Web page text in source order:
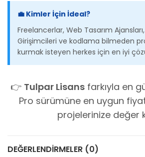
💼 Kimler İçin İdeal?
Freelancerlar, Web Tasarım
Girişimcileri ve kodlama bilmeden
kurmak isteyen herkes için en iyi
👉 Tulpar Lisans farkıyla en
Pro sürümüne en uygun
projelerinize değer
DEĞERLENDIRMELER (0)